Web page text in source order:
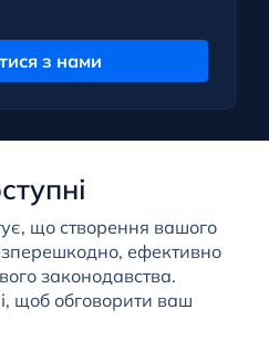
з нами
що створення вашого
ефективно
законодавства.
щоб обговорити ваш